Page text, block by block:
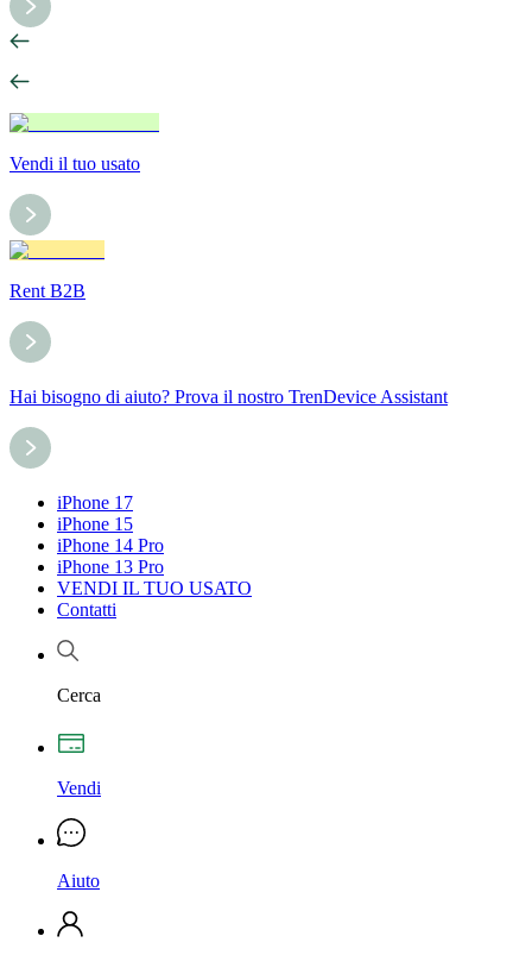
Vendi il tuo usato
Rent B2B
Hai bisogno di aiuto? Prova il nostro TrenDevice Assistant
iPhone 17
iPhone 15
iPhone 14 Pro
iPhone 13 Pro
VENDI IL TUO USATO
Contatti
Cerca
Vendi
Aiuto